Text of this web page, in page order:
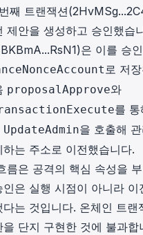
째 트랜잭션(
제안을 생성하고 승인했습
)은 이를 승
로 저
proposalApprove와
를
UpdateAdmin을 호출해
하는 주소로 이전했습니다.
름은 공격의 핵심 속성을
인은 실행 시점이 아니라 이
다는 것입니다. 온체인 트랜
을 단지 구현한 것에 불과합